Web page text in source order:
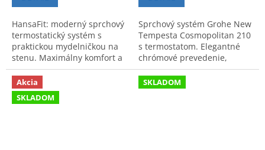
HansaFit: moderný sprchový
termostatický systém s
praktickou mydelničkou na
stenu. Maximálny komfort a
bezpečnosť pri sprchovaní.
Kód výrobku: 65159101.
Sprchový systém Grohe New
Tempesta Cosmopolitan 210
s termostatom. Elegantné
chrómové prevedenie,
moderný dizajn a maximálny
komfort pre vašu kúpeľňu.
Akcia
SKLADOM
SKLADOM